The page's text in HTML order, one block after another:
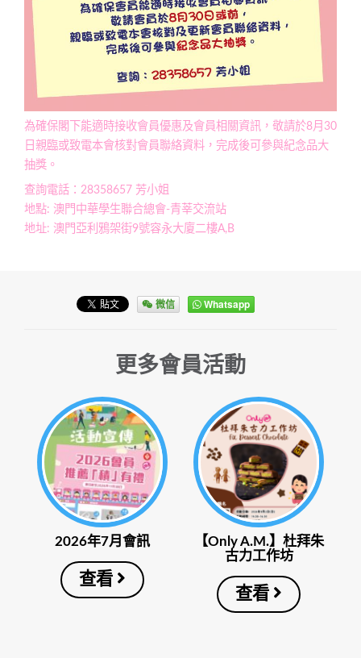
為確保閣下能適時接收會員優惠及會員相關資訊， 敬請於8月30
日親臨或致電本會核對會員聯絡資料， 完成後可參與紀念品大
抽獎。
查詢電話：28358657 芳小姐
地點: 澳門中華學生聯合總會-青莘交流站
地址: 澳門亞利鴉架街9號容永大廈二樓A,B
微信 Whatsapp
更多會員活動
2026年7月會訊
查看
【Only A.M.】杜拜朱
古力工作坊
查看